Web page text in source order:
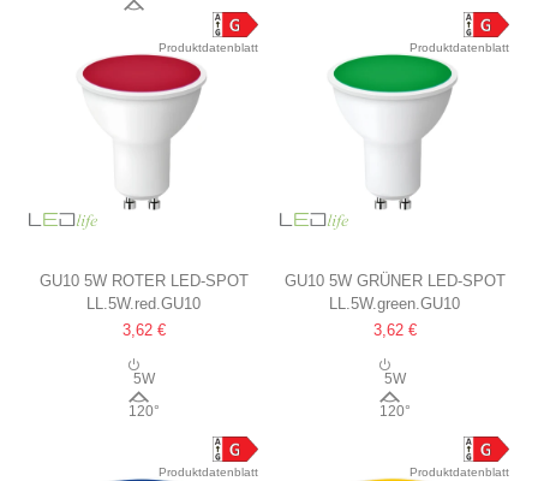
Produktdatenblatt
GU10 5W ROTER LED-SPOT
LL.5W.red.GU10
3,62 €
5W
120°
Produktdatenblatt
GU10 5W GRÜNER LED-SPOT
LL.5W.green.GU10
3,62 €
5W
120°
Produktdatenblatt Produktdatenblatt